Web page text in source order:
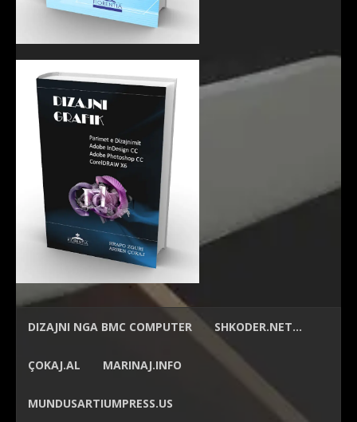
DIZAJNI NGA BMC COMPUTER SHKODER.NET…
ÇOKAJ.AL MARINAJ.INFO
MUNDUSARTIUMPRESS.US